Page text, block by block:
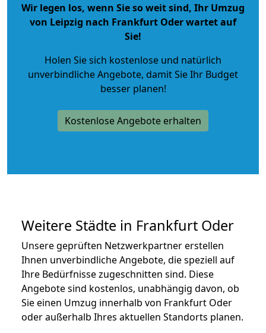
Wir legen los, wenn Sie so weit sind, Ihr Umzug
von Leipzig nach Frankfurt Oder wartet auf
Sie!
Holen Sie sich kostenlose und natürlich
unverbindliche Angebote, damit Sie Ihr Budget
besser planen!
Kostenlose Angebote erhalten
Weitere Städte in Frankfurt Oder
Unsere geprüften Netzwerkpartner erstellen
Ihnen unverbindliche Angebote, die speziell auf
Ihre Bedürfnisse zugeschnitten sind. Diese
Angebote sind kostenlos, unabhängig davon, ob
Sie einen Umzug innerhalb von Frankfurt Oder
oder außerhalb Ihres aktuellen Standorts planen.